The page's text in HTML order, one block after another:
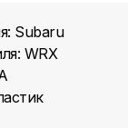
Subaru
WRX